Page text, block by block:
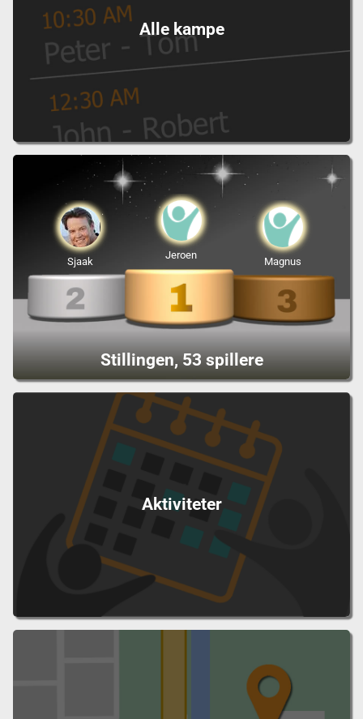
Alle kampe
Stillingen, 53 spillere
Jeroen
Sjaak Magnus
Aktiviteter